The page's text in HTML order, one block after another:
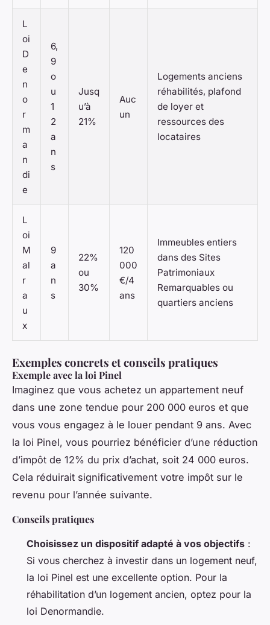
L
oi
D
e
n
o
r
m
a
n
di
e
6,
9
o
u
1
2
a
n
s
Jusq
u’à
21%
Auc
un
Logements anciens
réhabilités, plafond
de loyer et
ressources des
locataires
L
oi
M
al
r
a
u
x
9
a
n
s
22%
ou
30%
120
000
€/4
ans
Immeubles entiers
dans des Sites
Patrimoniaux
Remarquables ou
quartiers anciens
Exemples concrets et conseils pratiques
Exemple avec la loi Pinel
Imaginez que vous achetez un appartement neuf
dans une zone tendue pour 200 000 euros et que
vous vous engagez à le louer pendant 9 ans. Avec
la loi Pinel, vous pourriez bénéficier d’une réduction
d’impôt de 12% du prix d’achat, soit 24 000 euros.
Cela réduirait significativement votre impôt sur le
revenu pour l’année suivante.
Conseils pratiques
Choisissez un dispositif adapté à vos objectifs :
Si vous cherchez à investir dans un logement neuf,
la loi Pinel est une excellente option. Pour la
réhabilitation d’un logement ancien, optez pour la
loi Denormandie.